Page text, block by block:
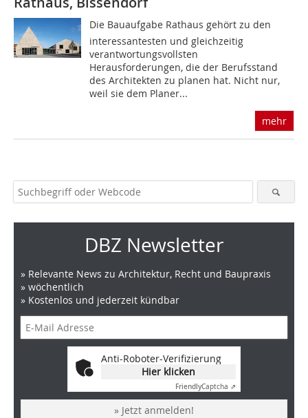
Die Bauaufgabe Rathaus gehört zu den
interessantesten und gleichzeitig
verantwortungsvollsten
Herausforderungen, die der Berufsstand
des Architekten zu planen hat. Nicht nur,
weil sie dem Planer...
mehr
DBZ Newsletter
» Relevante News zu Architektur, Recht und Baupraxis
» wöchentlich
» Kostenlos und jederzeit kündbar
Anti-Roboter-Verifizierung
Hier klicken
FriendlyCaptcha ⇗
» Jetzt anmelden!